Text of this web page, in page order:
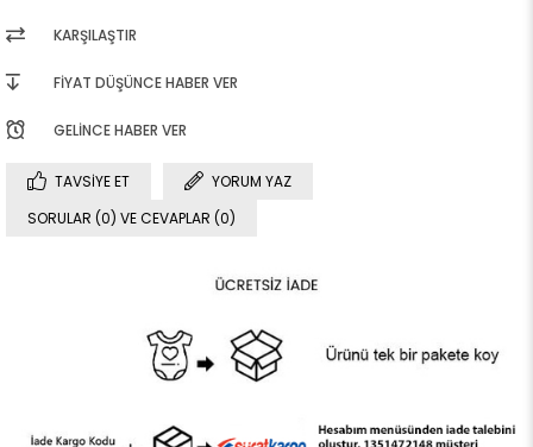
KARŞILAŞTIR
FIYAT DÜŞÜNCE HABER VER
GELINCE HABER VER
TAVSIYE ET
YORUM YAZ
SORULAR (0) VE CEVAPLAR (0)